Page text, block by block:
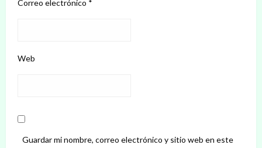
Correo electrónico *
Web
Guardar mi nombre, correo electrónico y sitio web en este